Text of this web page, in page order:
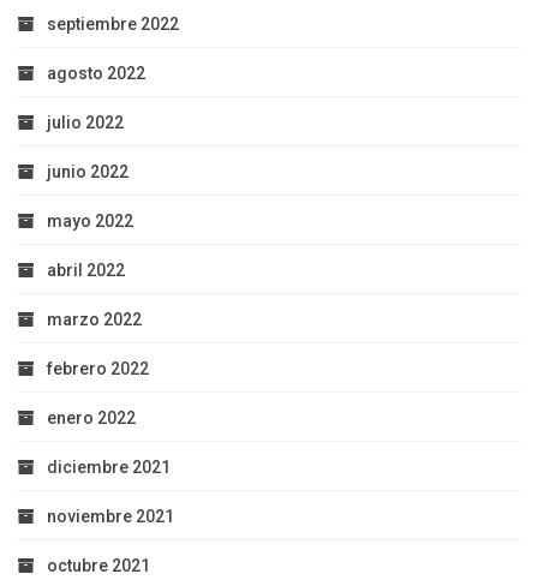
septiembre 2022
agosto 2022
julio 2022
junio 2022
mayo 2022
abril 2022
marzo 2022
febrero 2022
enero 2022
diciembre 2021
noviembre 2021
octubre 2021